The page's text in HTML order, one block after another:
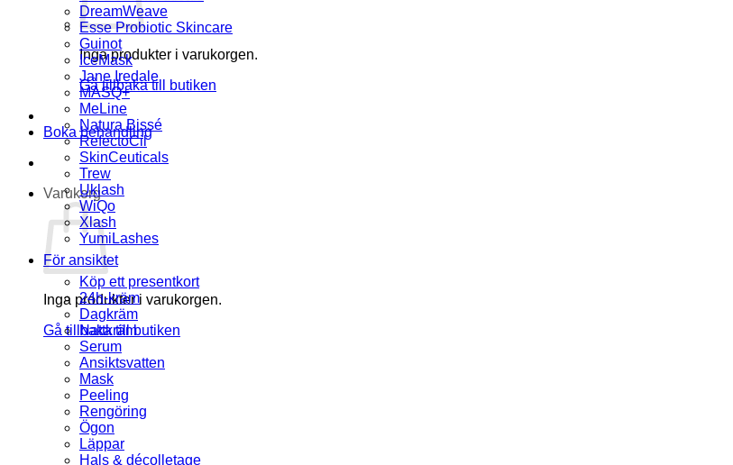
Inga produkter i varukorgen.
Gå tillbaka till butiken
Boka behandling
Varukorg
Inga produkter i varukorgen.
Gå tillbaka till butiken
DreamWeave
Esse Probiotic Skincare
Guinot
IceMask
Jane Iredale
MASQ+
MeLine
Natura Bissé
RefectoCil
SkinCeuticals
Trew
Uklash
WiQo
Xlash
YumiLashes
För ansiktet
Köp ett presentkort
24h-kräm
Dagkräm
Nattkräm
Serum
Ansiktsvatten
Mask
Peeling
Rengöring
Ögon
Läppar
Hals & décolletage